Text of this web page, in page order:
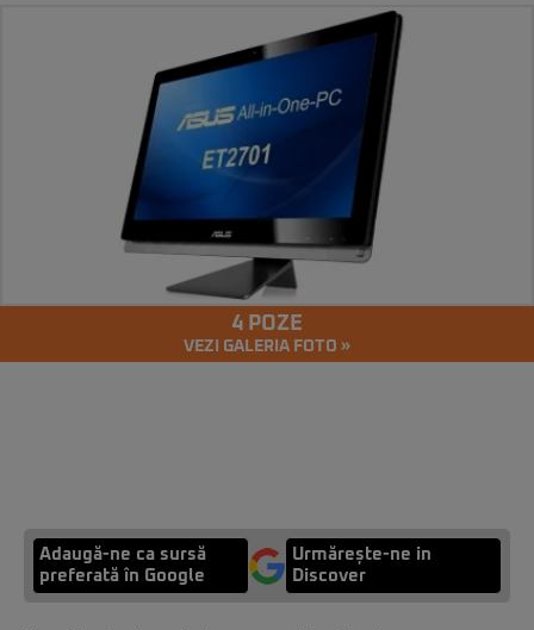
4 POZE
VEZI GALERIA FOTO »
Adaugă-ne ca sursă
preferată în Google
Urmărește-ne in
Discover